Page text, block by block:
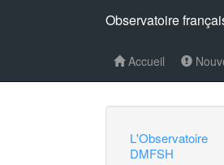
Observatoire
Accueil
L'Observatoire
DMFSH